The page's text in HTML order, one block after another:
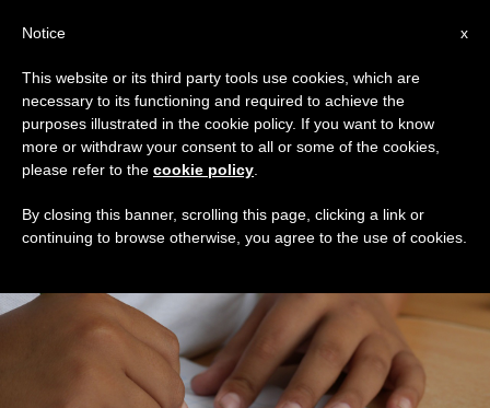
GIORNO
Ottobre 12th, 2017
ULTIME NOTIZIE
x
Notice
This website or its third party tools use cookies, which are
necessary to its functioning and required to achieve the
purposes illustrated in the cookie policy. If you want to know
more or withdraw your consent to all or some of the cookies,
please refer to the cookie policy
By closing this banner, scrolling this page, clicking a link or
continuing to browse otherwise, you agree to the use of cookies.